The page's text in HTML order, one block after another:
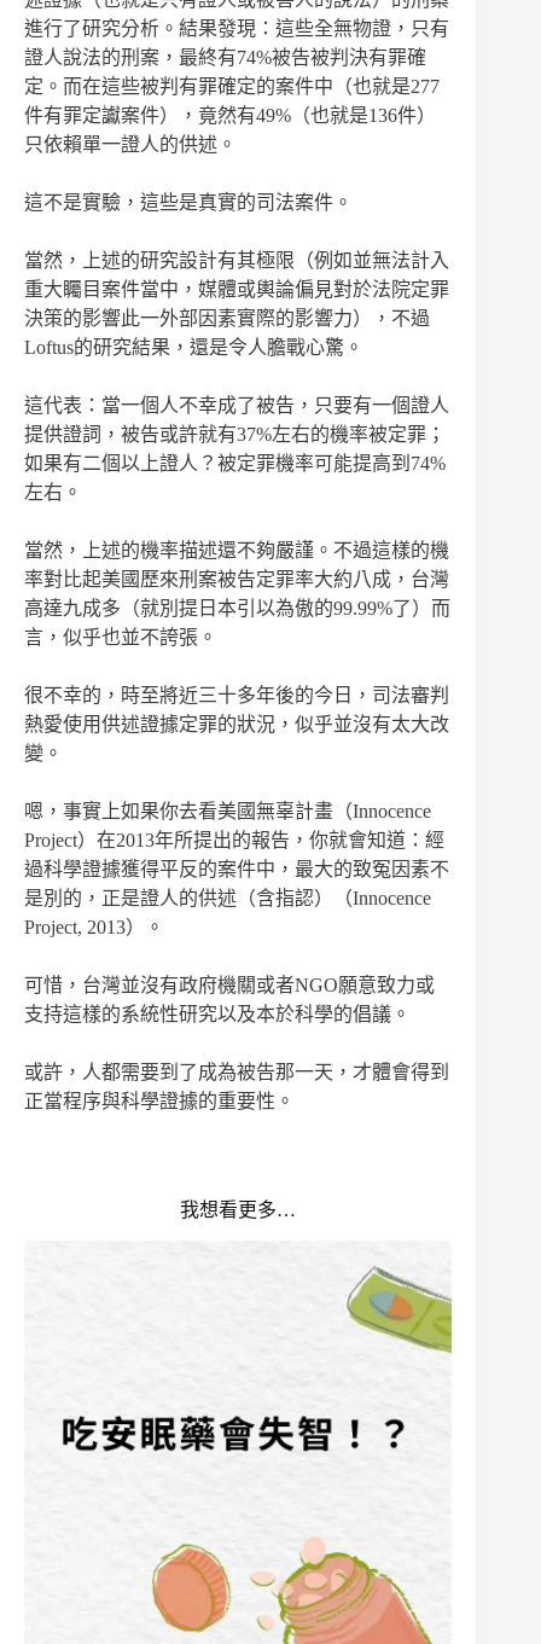
進行了研究分析。結果發現：這些全無物證，只有
證人說法的刑案，最終有74%被告被判決有罪確
定。而在這些被判有罪確定的案件中（也就是277
件有罪定讞案件），竟然有49%（也就是136件）
只依賴單一證人的供述。
這不是實驗，這些是真實的司法案件。
當然，上述的研究設計有其極限（例如並無法計入
重大矚目案件當中，媒體或輿論偏見對於法院定罪
決策的影響此一外部因素實際的影響力），不過
Loftus的研究結果，還是令人膽戰心驚。
這代表：當一個人不幸成了被告，只要有一個證人
提供證詞，被告或許就有37%左右的機率被定罪；
如果有二個以上證人？被定罪機率可能提高到74%
左右。
當然，上述的機率描述還不夠嚴謹。不過這樣的機
率對比起美國歷來刑案被告定罪率大約八成，台灣
高達九成多（就別提日本引以為傲的99.99%了）而
言，似乎也並不誇張。
很不幸的，時至將近三十多年後的今日，司法審判
熱愛使用供述證據定罪的狀況，似乎並沒有太大改
變。
嗯，事實上如果你去看美國無辜計畫（Innocence
Project）在2013年所提出的報告，你就會知道：經
過科學證據獲得平反的案件中，最大的致冤因素不
是別的，正是證人的供述（含指認）（Innocence
Project, 2013）。
可惜，台灣並沒有政府機關或者NGO願意致力或
支持這樣的系統性研究以及本於科學的倡議。
或許，人都需要到了成為被告那一天，才體會得到
正當程序與科學證據的重要性。
我想看更多…